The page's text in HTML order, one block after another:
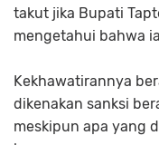
takut jika Bupati
mengetahui bahwa
Kekhawatirannya
dikenakan sanksi
meskipun apa yang